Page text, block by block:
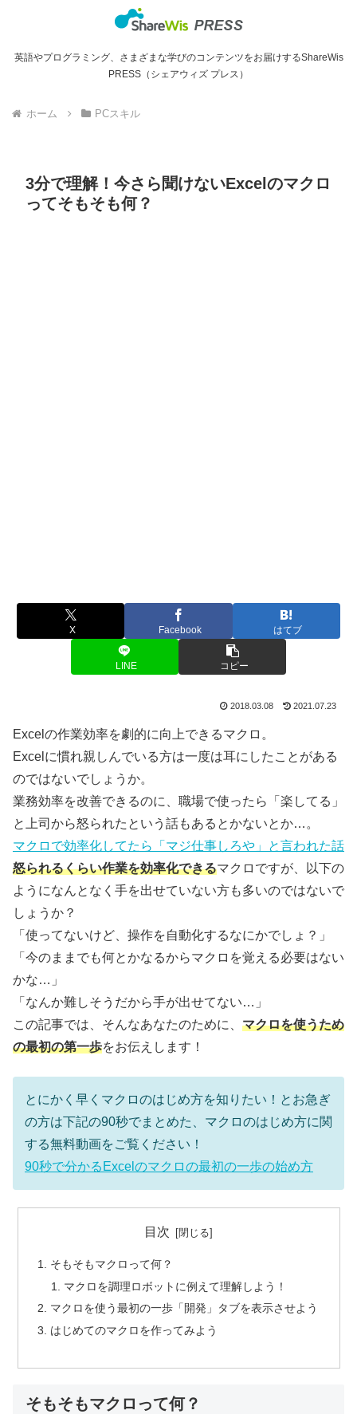
英語やプログラミング、さまざまな学びのコンテンツをお届けするShareWis
PRESS（シェアウィズ プレス）
ホーム PCスキル
3分で理解！今さら聞けないExcelのマクロ
ってそもそも何？
X Facebook はてブ
LINE コピー
2018.03.08 2021.07.23
Excelの作業効率を劇的に向上できるマクロ。
Excelに慣れ親しんでいる方は一度は耳にしたことがある
のではないでしょうか。
業務効率を改善できるのに、職場で使ったら「楽してる」
と上司から怒られたという話もあるとかないとか…。
マクロで効率化してたら「マジ仕事しろや」と言われた話
怒られるくらい作業を効率化できるマクロですが、以下の
ようになんとなく手を出せていない方も多いのではないで
しょうか？
「使ってないけど、操作を自動化するなにかでしょ？」
「今のままでも何とかなるからマクロを覚える必要はない
かな…」
「なんか難しそうだから手が出せてない…」
この記事では、そんなあなたのために、 マクロを使うため
の最初の第一歩をお伝えします！
とにかく早くマクロのはじめ方を知りたい！とお急ぎ
の方は下記の90秒でまとめた、マクロのはじめ方に関
する無料動画をご覧ください！
90秒で分かるExcelのマクロの最初の一歩の始め方
目次
そもそもマクロって何？
マクロを調理ロボットに例えて理解しよう！
マクロを使う最初の一歩「開発」タブを表示させよう
はじめてのマクロを作ってみよう
そもそもマクロって何？